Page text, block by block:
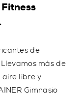
de
más de
aire libre y
Gimnasio